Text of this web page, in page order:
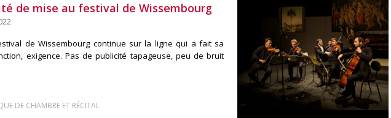
de mise au festival de Wissembourg
de Wissembourg continue sur la ligne qui a fait sa
exigence. Pas de publicité tapageuse, peu de bruit
DE CHAMBRE ET RÉCITAL